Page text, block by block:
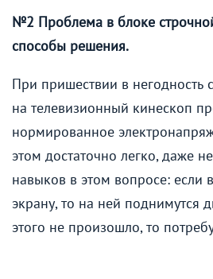
№2 Проблема в блоке
способы решения.
При пришествии в негодность
на телевизионный кинескоп
нормированное
этом достаточно легко, даже
навыков в этом вопросе: если
экрану, то на ней поднимутся
этого не произошло, то